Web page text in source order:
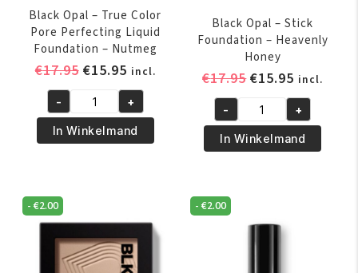
Black Opal – True Color
Pore Perfecting Liquid
Foundation – Nutmeg
€17.95 Oorspronkelijke
was:
€17.95.
€15.95Huidige
prijs
is:
€15.95.
incl.
Black
Opal
-
Pore
Perfecting
Liquid
Foundation
- +
In Winkelmand
Black Opal – Stick
Foundation – Heavenly
Honey
€17.95
was:
€17.95.
€15.95 Huidige
prijs
is:
€15.95.
incl.
Black
Opal
-
Foundation
-
- +
In Winkelmand
-€2.00 -€2.00